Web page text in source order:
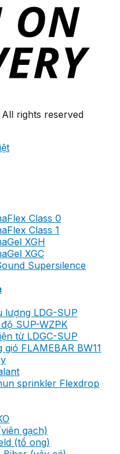
rights reserved
Class 0
Class 1
XGH
XGC
Supersilence
LDG-SUP
SUP-WZPK
từ LDGC-SUP
FLAMEBAR BW11
sprinkler Flexdrop
gạch)
(tổ ong)